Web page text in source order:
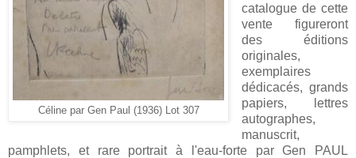
Céline par Gen Paul (1936) Lot 307
catalogue de cette
vente figureront
des éditions
originales,
exemplaires
dédicacés, grands
papiers, lettres
autographes,
manuscrit,
pamphlets, et rare portrait à l'eau-forte par Gen PAUL